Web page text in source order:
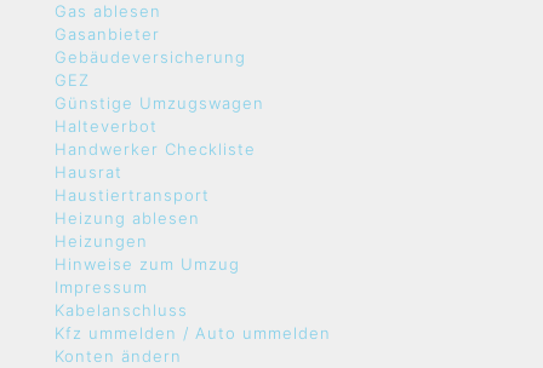
Gas ablesen
Gasanbieter
Gebäudeversicherung
GEZ
Günstige Umzugswagen
Halteverbot
Handwerker Checkliste
Hausrat
Haustiertransport
Heizung ablesen
Heizungen
Hinweise zum Umzug
Impressum
Kabelanschluss
Kfz ummelden / Auto ummelden
Konten ändern